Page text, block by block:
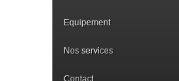
Equipement
Nos services
Contact